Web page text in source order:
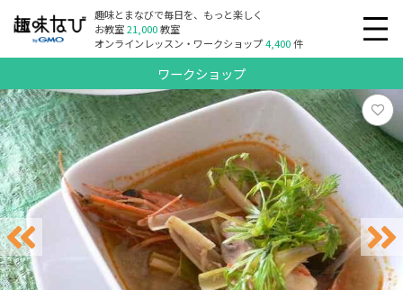
趣味とまなびで毎日を、もっと楽しく
お教室21,000教室
オンラインレッスン・ワークショップ4,400件
ワークショップ